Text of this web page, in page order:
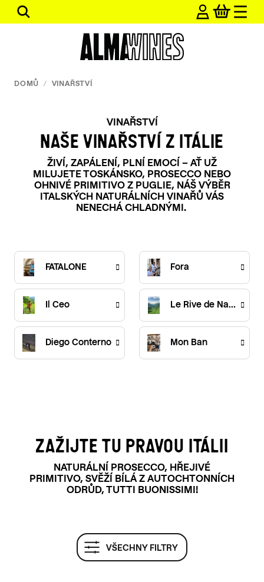
Přejít
Hledat
DOMŮ / VINAŘSTVÍ
VINAŘSTVÍ
NAŠE VINAŘSTVÍ Z ITÁLIE
ŽIVÍ, ZAPÁLENÍ, PLNÍ EMOCÍ – AŤ UŽ
MILUJETE TOSKÁNSKO, PROSECCO NEBO
OHNIVÉ PRIMITIVO Z PUGLIE, NÁŠ VÝBĚR
ITALSKÝCH NATURÁLNÍCH VINAŘŮ VÁS
NENECHÁ CHLADNÝMI.
FATALONE Fora
Il Ceo Le Rive de Nadal
Diego Conterno Mon Ban
ZAŽIJTE TU PRAVOU ITÁLII
NATURÁLNÍ PROSECCO, HŘEJIVÉ
PRIMITIVO, SVĚŽÍ BÍLÁ Z AUTOCHTONNÍCH
ODRŮD, TUTTI BUONISSIMI!
VŠECHNY FILTRY